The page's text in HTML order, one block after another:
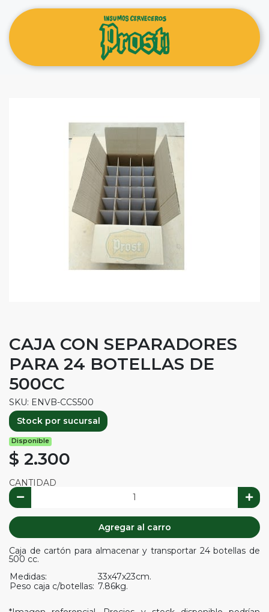
CAJA CON SEPARADORES
PARA 24 BOTELLAS DE
500CC
SKU: ENVB-CCS500
Stock por sucursal
Disponible
$ 2.300
CANTIDAD
Agregar al carro
Caja de cartón para almacenar y transportar 24 botellas de
500 cc.
Medidas:
33x47x23cm.
Peso caja c/botellas: 7.86kg.